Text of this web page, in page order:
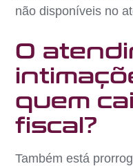
não disponíveis no
O
quem
fiscal?
Também está